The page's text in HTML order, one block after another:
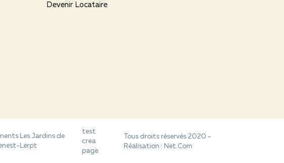
Devenir Locataire
Les Jardins de
Lerpt
test
crea
page
Tous droits réservés 2020 -
Réalisation : Net.Com